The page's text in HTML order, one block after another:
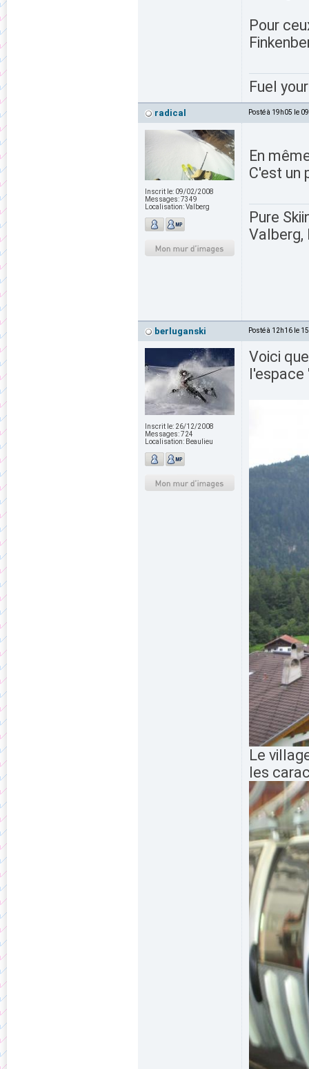
Pour
Fuel
radical Posté à 19h05 le
Inscrit le: 09/02/2008
Messages:7349
Localisation:Valberg
En
C'est un
Pure
Valberg,
berluganski Posté à 12h16 le
Inscrit le: 26/12/2008
Messages:724
Localisation: Beaulieu
Voici
l'espace
Le
les